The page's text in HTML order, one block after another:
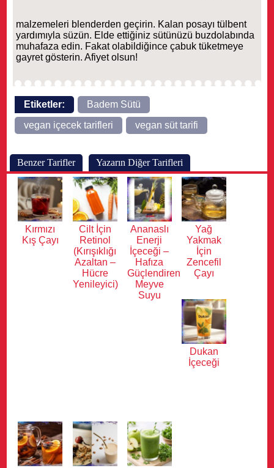
malzemeleri blenderden geçirin. Kalan posayı tülbent
yardımıyla süzün. Elde ettiğiniz sütünüzü buzdolabında
muhafaza edin. Fakat olabildiğince çabuk tüketmeye
gayret gösterin. Afiyet olsun!
Etiketler:
Badem Sütü
vegan içecek tarifleri
vegan süt tarifi
Benzer Tarifler Yazarın Diğer Tarifleri
Kırmızı
Kış Çayı
Cilt İçin
Retinol
(Kırışıklığı
Azaltan –
Hücre
Yenileyici)
Ananaslı
Enerji
İçeceği –
Hafıza
Güçlendiren
Meyve
Suyu
Yağ
Yakmak
İçin
Zencefil
Çayı
Dukan
İçeceği